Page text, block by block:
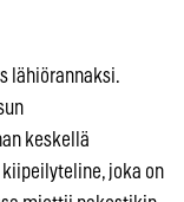
lähiörannaksi.
keskellä
joka on